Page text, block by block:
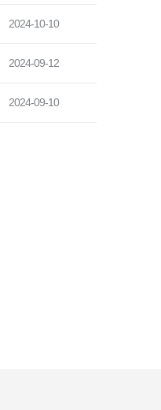
2024-10-10
2024-09-12
2024-09-10